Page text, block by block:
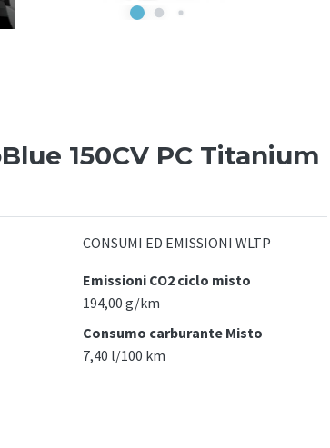
150CV PC Titanium
CONSUMI ED EMISSIONI WLTP
Emissioni CO2 ciclo misto
194,00 g/km
Consumo carburante Misto
7,40 l/100 km